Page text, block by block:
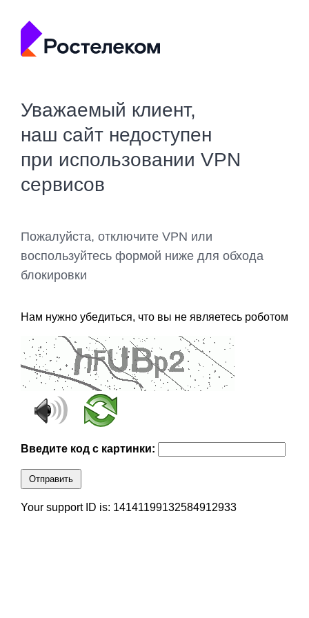
Уважаемый клиент,
наш сайт недоступен
при использовании VPN
сервисов
Пожалуйста, отключите VPN или
воспользуйтесь формой ниже для обхода
блокировки
Нам нужно убедиться, что вы не являетесь роботом
Введите код с картинки:
Отправить
Your support ID is: 14141199132584912933